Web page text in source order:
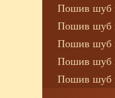
Пошив шуб
Пошив шуб
Пошив шуб
Пошив шуб
Пошив шуб